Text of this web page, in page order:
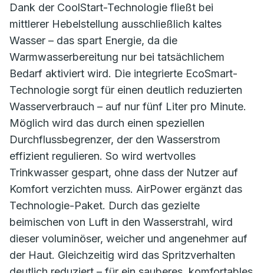
Dank der CoolStart-Technologie fließt bei
mittlerer Hebelstellung ausschließlich kaltes
Wasser – das spart Energie, da die
Warmwasserbereitung nur bei tatsächlichem
Bedarf aktiviert wird. Die integrierte EcoSmart-
Technologie sorgt für einen deutlich reduzierten
Wasserverbrauch – auf nur fünf Liter pro Minute.
Möglich wird das durch einen speziellen
Durchflussbegrenzer, der den Wasserstrom
effizient regulieren. So wird wertvolles
Trinkwasser gespart, ohne dass der Nutzer auf
Komfort verzichten muss. AirPower ergänzt das
Technologie-Paket. Durch das gezielte
beimischen von Luft in den Wasserstrahl, wird
dieser voluminöser, weicher und angenehmer auf
der Haut. Gleichzeitig wird das Spritzverhalten